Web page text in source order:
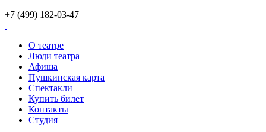
+7 (499) 182-03-47
О театре
Люди театра
Афиша
Пушкинская карта
Спектакли
Купить билет
Контакты
Студия